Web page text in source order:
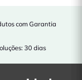
com Garantia
30 dias